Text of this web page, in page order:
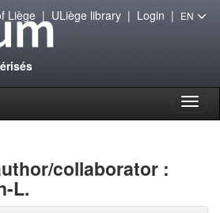
Liège| ULiège library| Login | EN
collaborator :
L.